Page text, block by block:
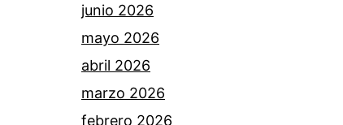
junio 2026
mayo 2026
abril 2026
marzo 2026
febrero 2026